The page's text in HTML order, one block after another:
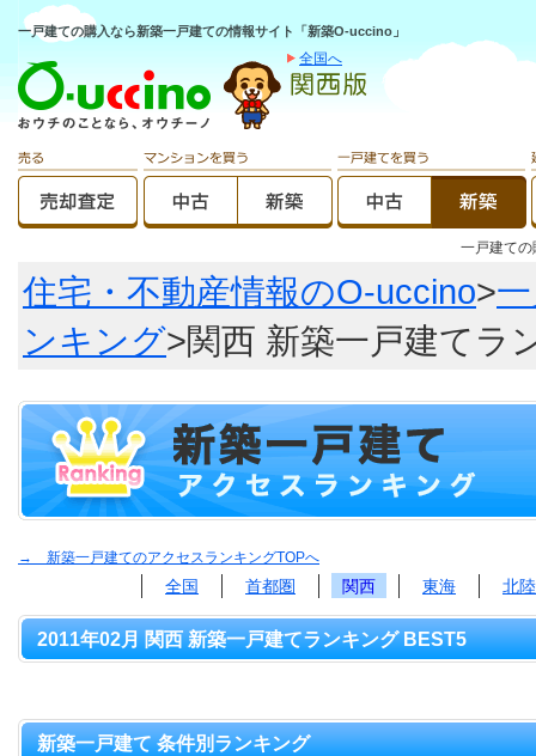
一戸建ての購入なら新築一戸建ての情報サイト「新築O-uccino」
全国へ
一戸建て
住宅・不動産情報のO-uccino>
ンキング>関西 新築一戸建てラ
→ 新築一戸建てのアクセスランキングTOPへ
全国 首都圏 関西 東海 北
2011年02月 関西 新築一戸建てランキング BEST5
新築一戸建て 条件別ランキング